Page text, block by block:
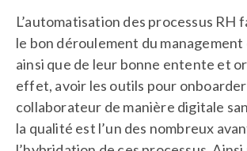
L’automatisation des processus RH
le bon déroulement du management
ainsi que de leur bonne entente et
effet, avoir les outils pour
collaborateur de manière digitale
la qualité est l’un des nombreux